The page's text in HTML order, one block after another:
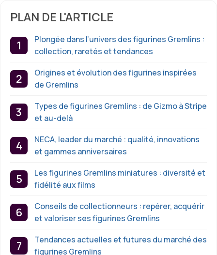
PLAN DE L'ARTICLE
Plongée dans l’univers des figurines Gremlins :
collection, raretés et tendances
Origines et évolution des figurines inspirées
de Gremlins
Types de figurines Gremlins : de Gizmo à Stripe
et au-delà
NECA, leader du marché : qualité, innovations
et gammes anniversaires
Les figurines Gremlins miniatures : diversité et
fidélité aux films
Conseils de collectionneurs : repérer, acquérir
et valoriser ses figurines Gremlins
Tendances actuelles et futures du marché des
figurines Gremlins